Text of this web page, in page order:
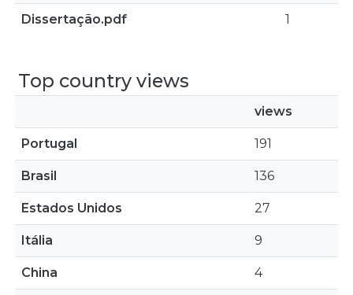
Dissertação.pdf 1
Top country views
views
Portugal 191
Brasil 136
Estados Unidos 27
Itália 9
China 4